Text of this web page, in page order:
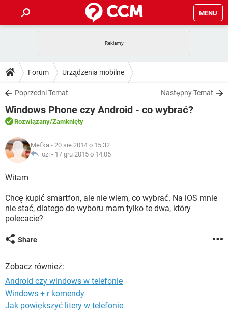
MENU
GRY WHATSAPP
SPOTIFY
INSTAGRAM FACEBOOK
WINDOWS 10
PORADY
PlayStation TIKTOK
SPOTIFY
INSTAGRAM
WINDOWS 10
DO POBRANIA
ANDROID TIKTOK
GRY
IOS
INSTAGRAM
WINDOWS 10
FORUM
COVID-19
GRY
WINDOWS 10
ARTYKUŁY
COVID-19
GRY
SPOTIFY NETFLIX
INSTAGRAM FACEBOOK
Forum Urządzenia mobilne
Poprzedni Temat Następny Temat
Windows Phone czy Android - co wybrać?
Rozwiązany/Zamknięty
Mefka - 20 sie 2014 o 15:32
ozi - 17 gru 2015 o 14:05
Witam
Chcę kupić smartfon, ale nie wiem, co wybrać. Na iOS mnie
nie stać, dlatego do wyboru mam tylko te dwa, który
polecacie?
Share
Zobacz również:
Android czy windows w telefonie
Windows + r komendy
Jak powiększyć litery w telefonie